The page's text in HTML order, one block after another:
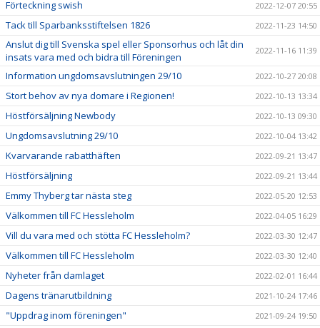
Förteckning swish 2022-12-07 20:55
Tack till Sparbanksstiftelsen 1826 2022-11-23 14:50
Anslut dig till Svenska spel eller Sponsorhus och låt din
insats vara med och bidra till Föreningen
2022-11-16 11:39
Information ungdomsavslutningen 29/10 2022-10-27 20:08
Stort behov av nya domare i Regionen! 2022-10-13 13:34
Höstförsäljning Newbody 2022-10-13 09:30
Ungdomsavslutning 29/10 2022-10-04 13:42
Kvarvarande rabatthäften 2022-09-21 13:47
Höstförsäljning 2022-09-21 13:44
Emmy Thyberg tar nästa steg 2022-05-20 12:53
Välkommen till FC Hessleholm 2022-04-05 16:29
Vill du vara med och stötta FC Hessleholm? 2022-03-30 12:47
Välkommen till FC Hessleholm 2022-03-30 12:40
Nyheter från damlaget 2022-02-01 16:44
Dagens tränarutbildning 2021-10-24 17:46
"Uppdrag inom föreningen" 2021-09-24 19:50